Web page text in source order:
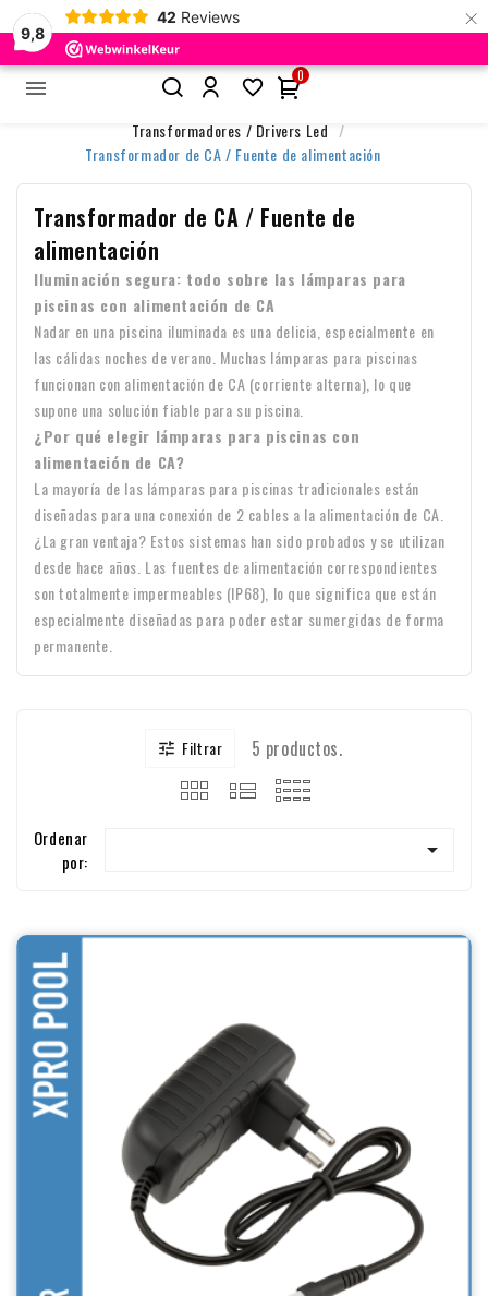
9,8
42 Reviews ×
 
0
Iluminación de piscinas Accesorios
Transformadores / Drivers Led
Transformador de CA / Fuente de alimentación
Transformador de CA / Fuente de
alimentación
Iluminación segura: todo sobre las lámparas para
piscinas con alimentación de CA
Nadar en una piscina iluminada es una delicia, especialmente en
las cálidas noches de verano. Muchas lámparas para piscinas
funcionan con alimentación de CA (corriente alterna), lo que
supone una solución fiable para su piscina.
¿Por qué elegir lámparas para piscinas con
alimentación de CA?
La mayoría de las lámparas para piscinas tradicionales están
diseñadas para una conexión de 2 cables a la alimentación de CA.
¿La gran ventaja? Estos sistemas han sido probados y se utilizan
desde hace años. Las fuentes de alimentación correspondientes
son totalmente impermeables (IP68), lo que significa que están
especialmente diseñadas para poder estar sumergidas de forma
permanente.
 Filtrar 5 productos.
Ordenar
por:
